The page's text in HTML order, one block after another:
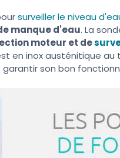
surveiller le niveau
manque d'eau. La
moteur et de
en inox austénitique
son bon